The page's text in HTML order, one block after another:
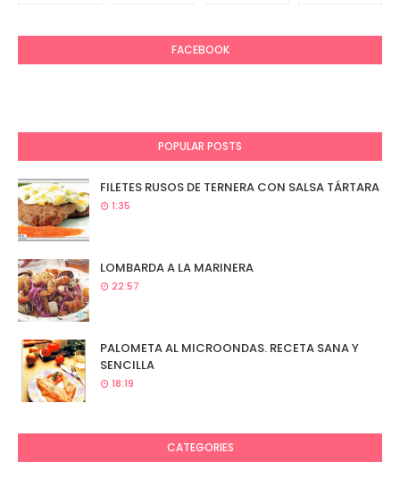
FACEBOOK
POPULAR POSTS
FILETES RUSOS DE TERNERA CON SALSA TÁRTARA
1:35
LOMBARDA A LA MARINERA
22:57
PALOMETA AL MICROONDAS. RECETA SANA Y
SENCILLA
18:19
CATEGORIES